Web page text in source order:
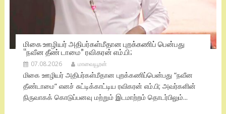
மிகை ஊழியர் அதிபர்கள்மீதான புறக்கணிப் பென்பது
“நவீன தீண் டாமை” ரவிகரன் எம்.பி;
07.08.2026 மாவையூரன்
மிகை ஊழியர் அதிபர்கள்மீதான புறக்கணிப்பென்பது “நவீன
தீண்டாமை” எனச் சுட்டிக்காட்டிய ரவிகரன் எம்.பி; அவர்களின்
நிருவாகக் கொடுப்பனவு மற்றும் இடமாற்றம் தொடர்பிலும்...